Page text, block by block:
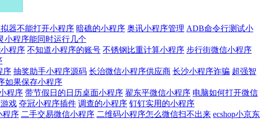
器不能打开小程序 暗礁的小程序 奥讯小程序管理 ADB命令行测试小
小程序能同时运行几个
程序 不知道小程序的账号 不锈钢比重计算小程序 步行街微信小程序
序 抽奖助手小程序源码 长治微信小程序供应商 长沙小程序诈骗 超强智
如果保存小程序
程序 带节假日的日历桌面小程序 翟东平微信小程序 电脑如何打开微信
戏 夺冠小程序插件 调查的小程序 钉钉实用的小程序
程序 二手交易微信小程序 二维码小程序怎么微信扫不出来 ecshop小京东